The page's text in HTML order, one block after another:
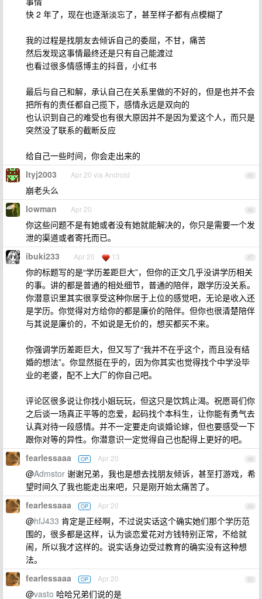
快 2 年了，现在也逐渐淡忘了，甚至样子都有点模糊了
我的过程是找朋友去倾诉自己的委屈，不甘，痛苦
然后发现这事情最终还是只有自己能渡过
也看过很多情感博主的抖音，小红书
最后与自己和解，承认自己在关系里做的不好的，但是也并不会
把所有的责任都自己揽下，感情永远是双向的
也认识到自己的难受也有很大原因并不是因为爱这个人，而只是
突然没了联系的截断反应
给自己一些时间，你会走出来的
45
ltyj2003 Apr 20 via Android
崩老头么
46
lowman Apr 20
你这些问题不是有她或者没有她就能解决的，你只是需要一个发
泄的渠道或者寄托而已。
47
ibuki233 Apr 20 13
你的标题写的是“学历差距巨大”，但你的正文几乎没讲学历相关
的事。讲的都是普通的相处细节，普通的陪伴，跟学历没关系。
你潜意识里其实很享受这种你居于上位的感觉吧，无论是收入还
是学历。你觉得对方给你的都是廉价的陪伴。但你也很清楚陪伴
与其说是廉价的，不如说是无价的，想买都买不来。
你强调学历差距巨大，但又写了“我并不在乎这个，而且没有结
婚的想法”。你显然挺在乎的，因为你其实也觉得找个中学没毕
业的老婆，配不上大厂的你自己吧。
评论区很多说让你找小姐玩玩，但这只是饮鸩止渴。祝愿哥们你
之后谈一场真正平等的恋爱，起码找个本科生，让你能有勇气去
认真对待一段感情。并不一定要走向谈婚论嫁，但也要感受一下
跟你对等的异性。你潜意识一定觉得自己也配得上更好的吧。
48
fearlessaaa OP Apr 20
@Admstor 谢谢兄弟，我也是想去找朋友倾诉，甚至打游戏，希
望时间久了我也能走出来吧，只是刚开始太痛苦了。
49
fearlessaaa OP Apr 20
@hfJ433 肯定是正经啊，不过说实话这个确实她们那个学历范
围的，很多都是这样，认为谈恋爱花对方钱特别正常，不给就
闹，所以我才这样的。说实话身边受过教育的确实没有这种想
法。
50
fearlessaaa OP Apr 20
@vasto 哈哈兄弟们说的是